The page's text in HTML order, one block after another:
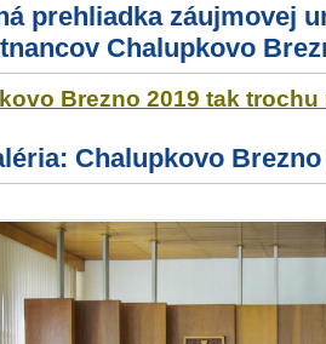
prehliadka záujmovej
Chalupkovo
Brezno 2019 tak trochu
Chalupkovo Brezno